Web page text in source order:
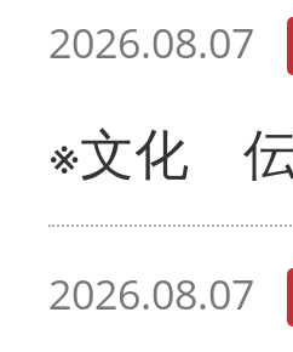
2026.08.07
※文化
2026.08.07